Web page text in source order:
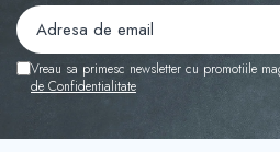
Vreau sa primesc newsletter cu promotiile
de Confidentialitate